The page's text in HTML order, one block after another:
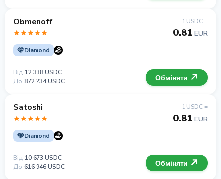
Obmenoff
Diamond
1 USDC =
0.81 EUR
Від 12 338 USDC
До 872 234 USDC Обміняти
Satoshi
Diamond
1 USDC =
0.81 EUR
Від 10 673 USDC
До 616 946 USDC Обміняти